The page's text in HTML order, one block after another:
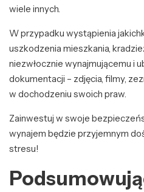
wiele innych.
W przypadku wystąpienia
uszkodzenia mieszkania,
niezwłocznie wynajmującemu i
dokumentacji – zdjęcia, filmy,
w dochodzeniu swoich praw.
Zainwestuj w swoje
wynajem będzie przyjemnym
stresu!